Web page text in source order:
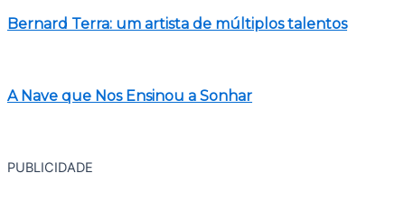
Bernard Terra: um artista de múltiplos talentos
A Nave que Nos Ensinou a Sonhar
PUBLICIDADE